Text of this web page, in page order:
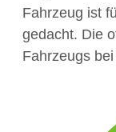
Fahrzeug ist
gedacht. Die
Fahrzeugs